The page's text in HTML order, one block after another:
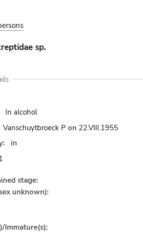
sp.
In alcohol
Vanschuytbroeck P on 22.VIII.1955
in
stage:
unknown):
Immature(s):